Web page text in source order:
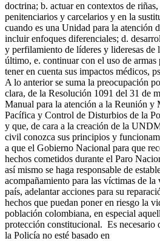
doctrina; b. actuar en contextos de
penitenciarios y carcelarios y en la
cuando es una Unidad para la atención
incluir enfoques diferenciales; d.
y perfilamiento de líderes y lideresas
último, e. continuar con el uso de armas
tener en cuenta sus impactos médicos,
A lo anterior se suma la preocupación
clara, de la Resolución 1091 del 31 de
Manual para la atención a la Reunión y
Pacífica y Control de Disturbios de la
y que, de cara a la creación de la
civil conozca sus principios y
a que el Gobierno Nacional para que
hechos cometidos durante el Paro
así mismo se haga responsable de
acompañamiento para las víctimas de
país, adelantar acciones para su
hechos que puedan poner en riesgo la
población colombiana, en especial
protección constitucional. Es necesario
la Policía no esté basado en